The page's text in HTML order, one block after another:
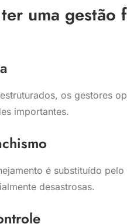
uma gestão
os gestores
importantes.
é substituído pelo
desastrosas.